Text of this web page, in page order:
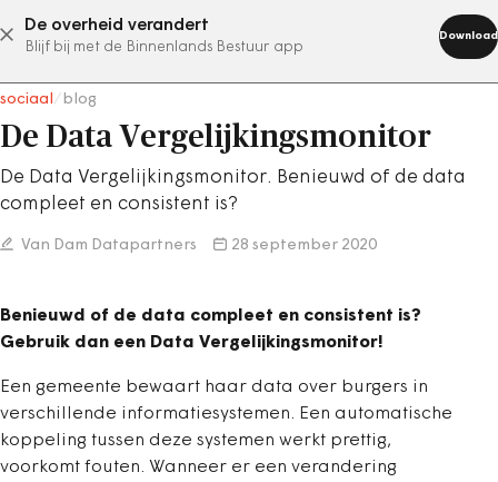
De overheid verandert
Blijf bij met de Binnenlands Bestuur app
Download
sociaal blog
De Data Vergelijkingsmonitor
De Data Vergelijkingsmonitor. Benieuwd of de data
compleet en consistent is?
Van Dam Datapartners 28 september 2020
Benieuwd of de data compleet en consistent is?
Gebruik dan een Data Vergelijkingsmonitor!
Een gemeente bewaart haar data over burgers in
verschillende informatiesystemen. Een automatische
koppeling tussen deze systemen werkt prettig,
voorkomt fouten. Wanneer er een verandering